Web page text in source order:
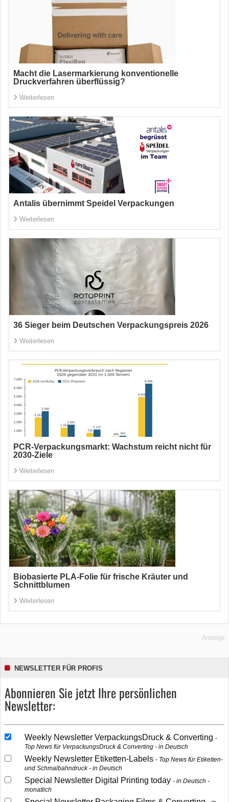
Macht die Lasermarkierung konventionelle
Druckverfahren überflüssig?
Weiterlesen
Antalis übernimmt Speidel Verpackungen
Weiterlesen
36 Sieger beim Deutschen Verpackungspreis 2026
Weiterlesen
PCR-Verpackungsmarkt: Wachstum reicht nicht für
2030-Ziele
Weiterlesen
Biobasierte PLA-Folie für frische Kräuter und
Schnittblumen
Weiterlesen
Anzeige
NEWSLETTER FÜR PROFIS
Abonnieren Sie jetzt Ihre persönlichen
Newsletter:
Weekly Newsletter VerpackungsDruck & Converting
Top News für VerpackungsDruck & Converting - in Deutsch
Weekly Newsletter Etiketten-Labels
Top News für Etiketten-
und Schmalbahndruck - in Deutsch
Special Newsletter Digital Printing today
in Deutsch -
monatlich